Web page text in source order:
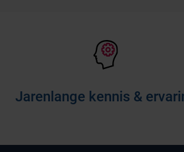
Jarenlange kennis &